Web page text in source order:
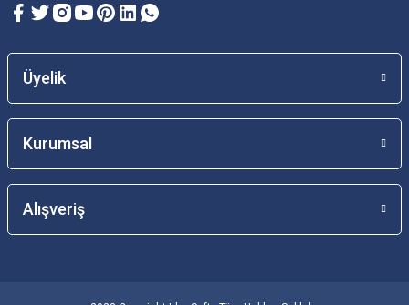
Üyelik
Kurumsal
Alışveriş